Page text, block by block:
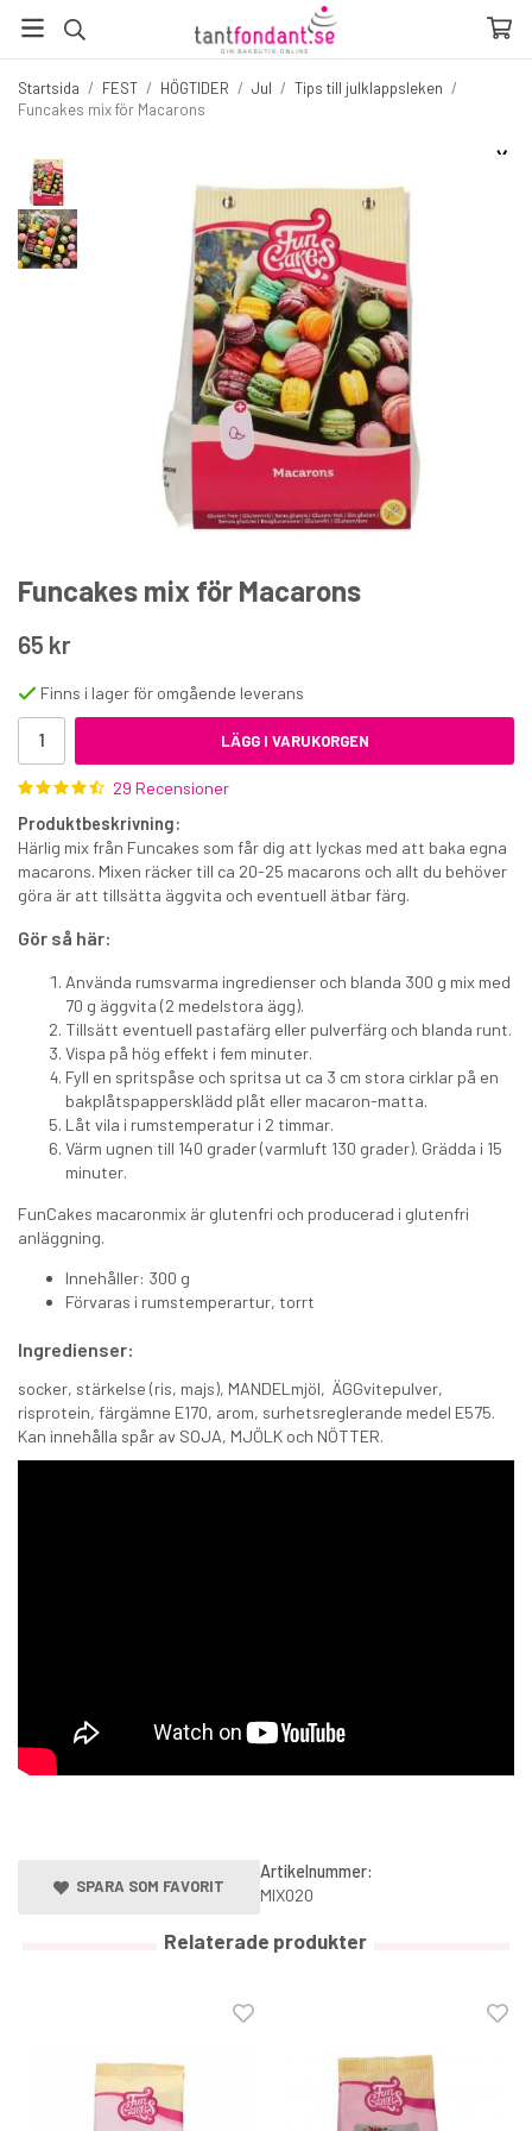
Startsida / FEST / HÖGTIDER / Jul / Tips till julklappsleken /
Funcakes mix för Macarons
FunCakes strössel Sugarpearls Metallic Gold
€7.80
☓
Funcakes mix för Macarons
65 kr
Finns i lager för omgående leverans
LÄGG I VARUKORGEN
29 Recensioner
Produktbeskrivning:
Härlig mix från Funcakes som får dig att lyckas med att baka egna
macarons. Mixen räcker till ca 20-25 macarons och allt du behöver
göra är att tillsätta äggvita och eventuell ätbar färg.
Gör så här:
Använda rumsvarma ingredienser och blanda 300 g mix med
70 g äggvita (2 medelstora ägg).
Tillsätt eventuell pastafärg eller pulverfärg och blanda runt.
Vispa på hög effekt i fem minuter.
Fyll en spritspåse och spritsa ut ca 3 cm stora cirklar på en
bakplåtspappersklädd plåt eller macaron-matta.
Låt vila i rumstemperatur i 2 timmar.
Värm ugnen till 140 grader (varmluft 130 grader). Grädda i 15
minuter.
FunCakes macaronmix är glutenfri och producerad i glutenfri
anläggning.
Innehåller: 300 g
Förvaras i rumstemperartur, torrt
Ingredienser:
socker, stärkelse (ris, majs), MANDELmjöl, ÄGGvitepulver,
risprotein, färgämne E170, arom, surhetsreglerande medel E575.
Kan innehålla spår av SOJA, MJÖLK och NÖTTER.
SPARA SOM FAVORIT
Artikelnummer:
MIX020
Relaterade produkter